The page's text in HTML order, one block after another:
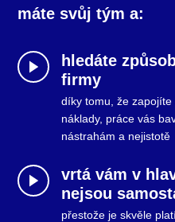
máte svůj tým a:
hledáte
firmy
díky tomu, že
náklady, práce vás
nástrahám a nejistotě
vrtá vám v
nejsou
přestože je skvěle